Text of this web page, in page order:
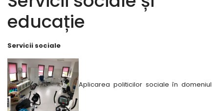
educație
Servicii sociale
Aplicarea politicilor sociale în domeniul